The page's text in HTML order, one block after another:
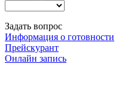
Задать вопрос
Информация о готовности
Прейскурант
Онлайн запись